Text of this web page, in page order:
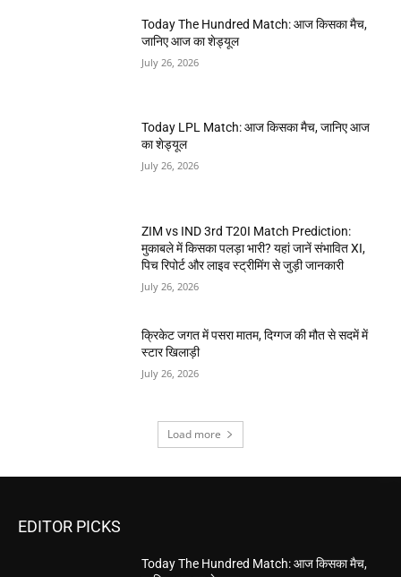
Today The Hundred Match: आज किसका मैच,
जानिए आज का शेड्यूल
July 26, 2026
Today LPL Match: आज किसका मैच, जानिए आज
का शेड्यूल
July 26, 2026
ZIM vs IND 3rd T20I Match Prediction:
मुकाबले में किसका पलड़ा भारी? यहां जानें संभावित XI,
पिच रिपोर्ट और लाइव स्ट्रीमिंग से जुड़ी जानकारी
July 26, 2026
क्रिकेट जगत में पसरा मातम, दिग्गज की मौत से सदमें में
स्टार खिलाड़ी
July 26, 2026
Load more
EDITOR PICKS
Today The Hundred Match: आज किसका मैच,